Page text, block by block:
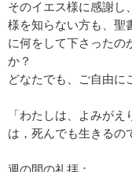
そのイエス様に感謝し
様を知らない方も、聖
に何をして下さったの
か？
どなたでも、ご自由に
「わたしは、よみが
は，死んでも生きるの